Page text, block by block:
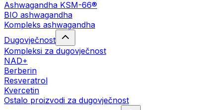
Ashwagandha KSM-66®
BIO ashwagandha
Kompleks ashwagandha
Dugovječnost
Kompleksi za dugovječnost
NAD+
Berberin
Resveratrol
Kvercetin
Ostalo proizvodi za dugovječnost